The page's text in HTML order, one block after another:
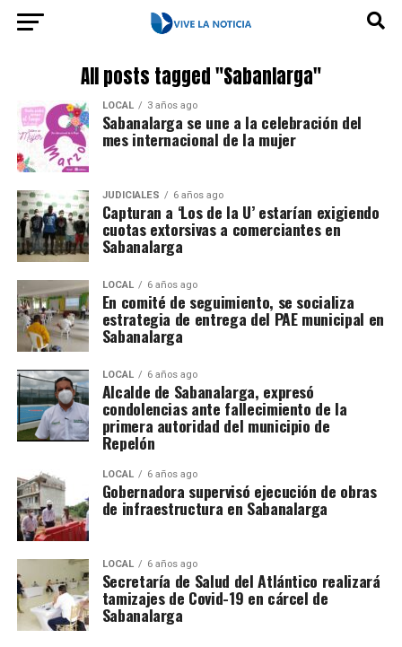
All posts tagged "Sabanlarga"
LOCAL 3 años ago
Sabanalarga se une a la celebración del
mes internacional de la mujer
JUDICIALES 6 años ago
Capturan a ‘Los de la U’ estarían exigiendo
cuotas extorsivas a comerciantes en
Sabanalarga
LOCAL 6 años ago
En comité de seguimiento, se socializa
estrategia de entrega del PAE municipal en
Sabanalarga
LOCAL 6 años ago
Alcalde de Sabanalarga, expresó
condolencias ante fallecimiento de la
primera autoridad del municipio de
Repelón
LOCAL 6 años ago
Gobernadora supervisó ejecución de obras
de infraestructura en Sabanalarga
LOCAL 6 años ago
Secretaría de Salud del Atlántico realizará
tamizajes de Covid-19 en cárcel de
Sabanalarga